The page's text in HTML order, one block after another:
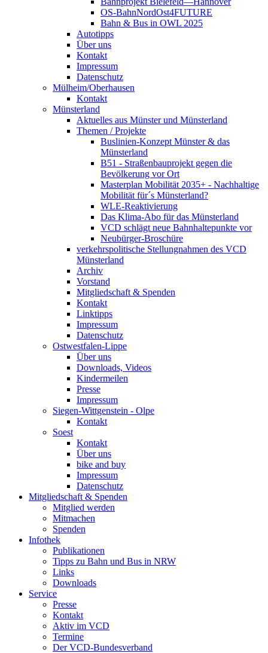
OS-BahnNordOst4FUTURE
Bahn & Bus in OWL 2025
Autotipps
Über uns
Kontakt
Impressum
Datenschutz
Mülheim/Oberhausen
Kontakt
Münsterland
Aktuelles aus Münster und Münsterland
Themen / Projekte
Buslinien-Konzept Münster & das
Münsterland
B51 - Straßenbauprojekt gegen die
Bevölkerung vor Ort
Masterplan Mobilität 2035+ - Nachhaltige
Mobilität für´s Münsterland?
WLE-Reaktivierung
Das Klima-Abo für das Münsterland
VCD schlägt neue Bahnhaltepunkte vor
Neubürger-Broschüre
verkehrspolitische Stellungnahmen des VCD
Münsterland
Archiv
Vorstand
Mitgliedschaft & Spenden
Kontakt
Linktipps
Impressum
Datenschutz
Ostwestfalen-Lippe
Über uns
Downloads, Videos
Kindermeilen
Presse
Impressum
Siegen-Wittgenstein - Olpe
Kontakt
Soest
Kontakt
Über uns
bike and buy
Impressum
Datenschutz
Mitgliedschaft & Spenden
Mitglied werden
Mitmachen
Spenden
Infothek
Publikationen
Tipps zu Bahn und Bus in NRW
Links
Downloads
Service
Presse
Kontakt
Aktiv im VCD
Termine
Der VCD-Bundesverband